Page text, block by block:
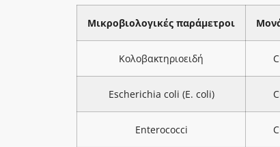
Μικροβιολογικές παράμετροι
Κολοβακτηριοειδή
Escherichia coli (E. coli)
Enterococci